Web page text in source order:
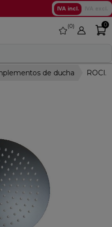
IVA incl.
favorite
0 0
de ducha